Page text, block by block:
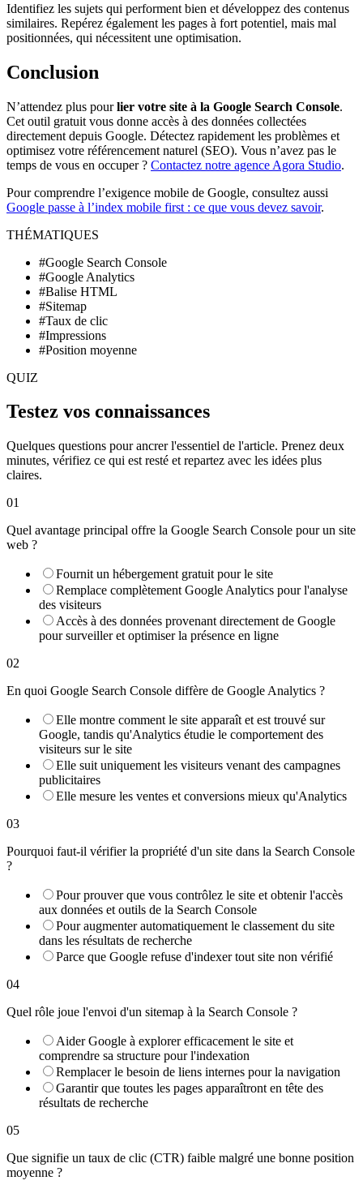
Identifiez les sujets qui performent bien et développez des contenus
similaires. Repérez également les pages à fort potentiel, mais mal
positionnées, qui nécessitent une optimisation.
Conclusion
N’attendez plus pourlier votre site à la Google Search Console.
Cet outil gratuit vous donne accès à des données collectées
directement depuis Google. Détectez rapidement les problèmes et
optimisez votre référencement naturel (SEO). Vous n’avez pas le
temps de vous en occuper ? Contactez notre agence Agora Studio.
Pour comprendre l’exigence mobile de Google, consultez aussi
Google passe à l’index mobile first : ce que vous devez savoir.
THÉMATIQUES
#Google Search Console
#Google Analytics
#Balise HTML
#Sitemap
#Taux de clic
#Impressions
#Position moyenne
QUIZ
Testez vos connaissances
Quelques questions pour ancrer l'essentiel de l'article. Prenez deux
minutes, vérifiez ce qui est resté et repartez avec les idées plus
claires.
01
Quel avantage principal offre la Google Search Console pour un site
web ?
Fournit un hébergement gratuit pour le site
Remplace complètement Google Analytics pour l'analyse
des visiteurs
Accès à des données provenant directement de Google
pour surveiller et optimiser la présence en ligne
02
En quoi Google Search Console diffère de Google Analytics ?
Elle montre comment le site apparaît et est trouvé sur
Google, tandis qu'Analytics étudie le comportement des
visiteurs sur le site
Elle suit uniquement les visiteurs venant des campagnes
publicitaires
Elle mesure les ventes et conversions mieux qu'Analytics
03
Pourquoi faut-il vérifier la propriété d'un site dans la Search Console
?
Pour prouver que vous contrôlez le site et obtenir l'accès
aux données et outils de la Search Console
Pour augmenter automatiquement le classement du site
dans les résultats de recherche
Parce que Google refuse d'indexer tout site non vérifié
04
Quel rôle joue l'envoi d'un sitemap à la Search Console ?
Aider Google à explorer efficacement le site et
comprendre sa structure pour l'indexation
Remplacer le besoin de liens internes pour la navigation
Garantir que toutes les pages apparaîtront en tête des
résultats de recherche
05
Que signifie un taux de clic (CTR) faible malgré une bonne position
moyenne ?